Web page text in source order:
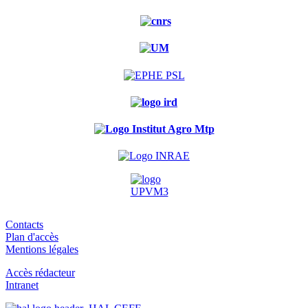
Contacts
Plan d'accès
Mentions légales
Accès rédacteur
Intranet